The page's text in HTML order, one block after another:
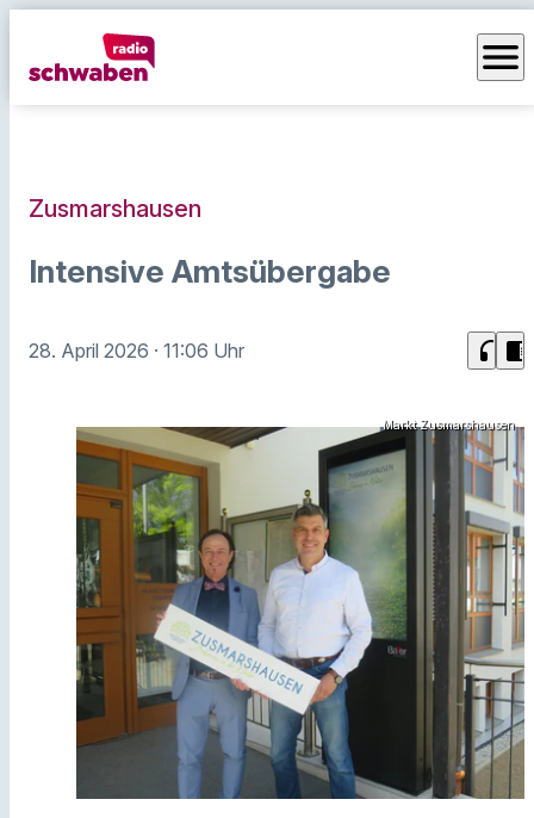
menu
Zusmarshausen
Intensive Amtsübergabe
28. April 2026 · 11:06 Uhr headphones chrome_reader_mode
Markt Zusmarshausen